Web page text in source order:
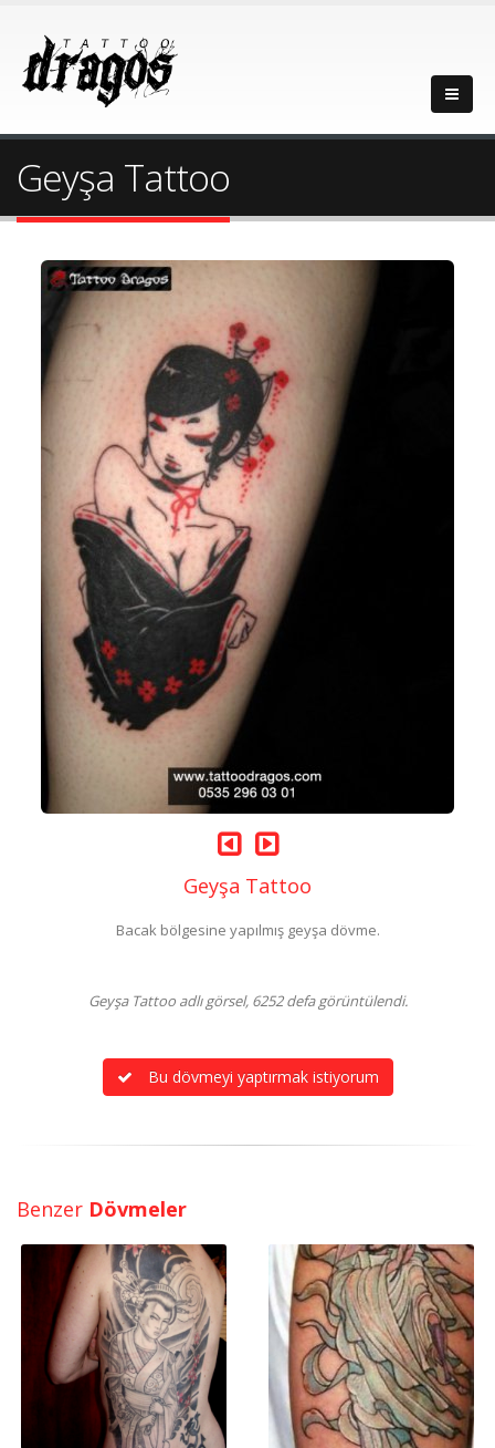
Geyşa Tattoo
Geyşa Tattoo
Bacak bölgesine yapılmış geyşa dövme.
Geyşa Tattoo adlı görsel, 6252 defa görüntülendi.
Bu dövmeyi yaptırmak istiyorum
Benzer Dövmeler